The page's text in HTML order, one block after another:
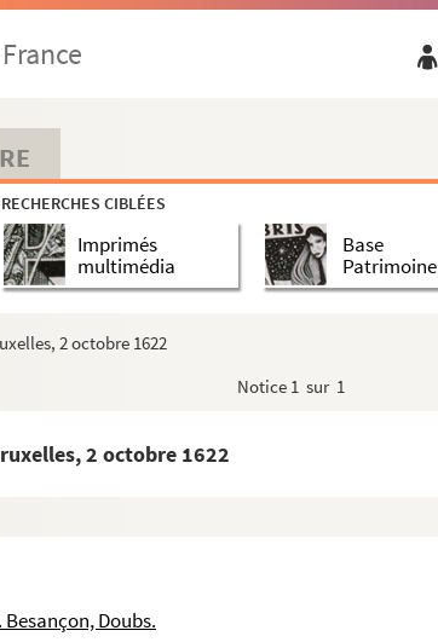
RECHERCHES CIBLÉES
Imprimés
multimédia
Base
Patrimoine
2 octobre 1622
Notice 1 sur 1
2 octobre 1622
Doubs.
op Zoom, 21 juillet 1622
juillet 1622
1622
Copie signée
juillet 1622
Berg op Zoom, 3 août 1622
1622
1622
1622